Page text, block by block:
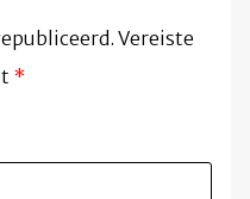
Vereiste
*